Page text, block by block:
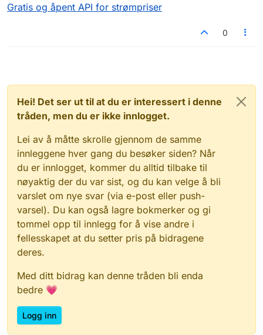
Gratis og åpent API for strømpriser
0
Hei! Det ser ut til at du er interessert i denne
tråden, men du er ikke innlogget.
Lei av å måtte skrolle gjennom de samme
innleggene hver gang du besøker siden? Når
du er innlogget, kommer du alltid tilbake til
nøyaktig der du var sist, og du kan velge å bli
varslet om nye svar (via e-post eller push-
varsel). Du kan også lagre bokmerker og gi
tommel opp til innlegg for å vise andre i
fellesskapet at du setter pris på bidragene
deres.
Med ditt bidrag kan denne tråden bli enda
bedre 💗
Logg inn